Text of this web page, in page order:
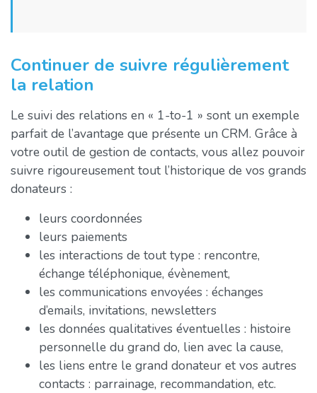
Continuer de suivre régulièrement
la relation
Le suivi des relations en « 1-to-1 » sont un exemple
parfait de l’avantage que présente un CRM. Grâce à
votre outil de gestion de contacts, vous allez pouvoir
suivre rigoureusement tout l’historique de vos grands
donateurs :
leurs coordonnées
leurs paiements
les interactions de tout type : rencontre,
échange téléphonique, évènement,
les communications envoyées : échanges
d’emails, invitations, newsletters
les données qualitatives éventuelles : histoire
personnelle du grand do, lien avec la cause,
les liens entre le grand donateur et vos autres
contacts : parrainage, recommandation, etc.